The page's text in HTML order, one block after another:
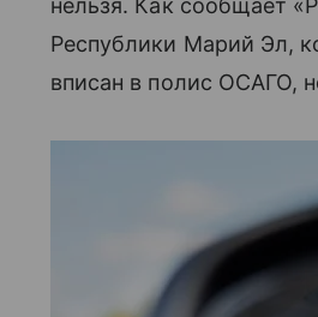
нельзя. Как сообщает
Республики Марий Эл,
вписан в полис ОСАГО,